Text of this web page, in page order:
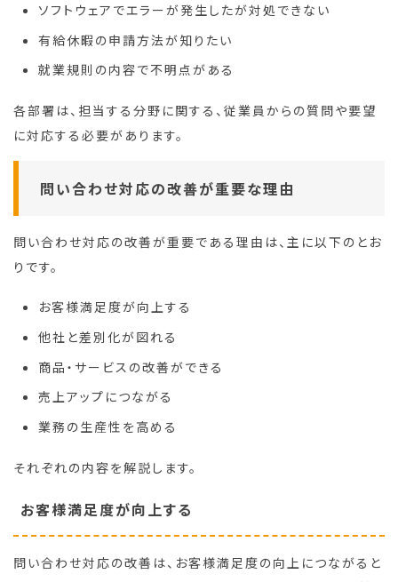
ソフトウェアでエラーが発生したが対処できない
有給休暇の申請方法が知りたい
就業規則の内容で不明点がある
各部署は、担当する分野に関する、従業員からの質問や要望
に対応する必要があります。
問い合わせ対応の改善が重要な理由
問い合わせ対応の改善が重要である理由は、主に以下のとお
りです。
お客様満足度が向上する
他社と差別化が図れる
商品・サービスの改善ができる
売上アップにつながる
業務の生産性を高める
それぞれの内容を解説します。
お客様満足度が向上する
問い合わせ対応の改善は、お客様満足度の向上につながると